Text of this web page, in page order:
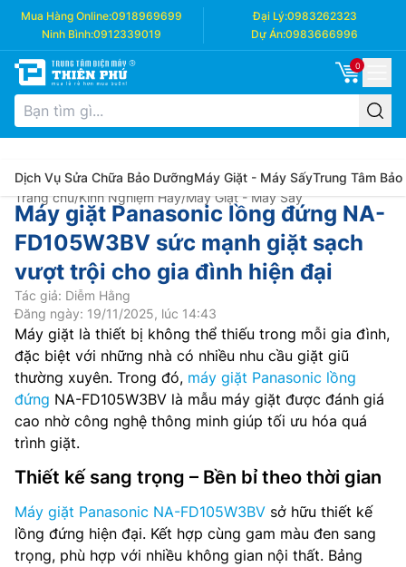
Mua Hàng Online:0918969699 Đại Lý:0983262323
Ninh Bình:0912339019 Dự Án:0983666996
0
Dịch Vụ Sửa Chữa Bảo DưỡngMáy Giặt - Máy SấyTrung Tâm Bảo
Trang chủ/Kinh Nghiệm Hay/Máy Giặt - Máy Sấy
Máy giặt Panasonic lồng đứng NA-
FD105W3BV sức mạnh giặt sạch
vượt trội cho gia đình hiện đại
Tác giả: Diễm Hằng
Đăng ngày: 19/11/2025, lúc 14:43
Máy giặt là thiết bị không thể thiếu trong mỗi gia đình,
đặc biệt với những nhà có nhiều nhu cầu giặt giũ
thường xuyên. Trong đó, máy giặt Panasonic lồng
đứng NA-FD105W3BV là mẫu máy giặt được đánh giá
cao nhờ công nghệ thông minh giúp tối ưu hóa quá
trình giặt.
Thiết kế sang trọng – Bền bỉ theo thời gian
Máy giặt Panasonic NA-FD105W3BV sở hữu thiết kế
lồng đứng hiện đại. Kết hợp cùng gam màu đen sang
trọng, phù hợp với nhiều không gian nội thất. Bảng